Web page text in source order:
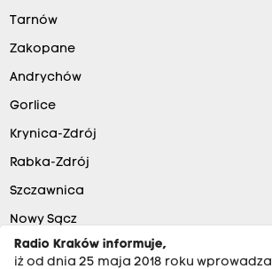
Tarnów
Zakopane
Andrychów
Gorlice
Krynica-Zdrój
Rabka-Zdrój
Szczawnica
Nowy Sącz
Radio Kraków informuje,
iż od dnia 25 maja 2018 roku wprowadza